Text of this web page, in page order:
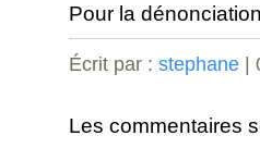
Pour la
Écrit par : stephane |
Les commentaires